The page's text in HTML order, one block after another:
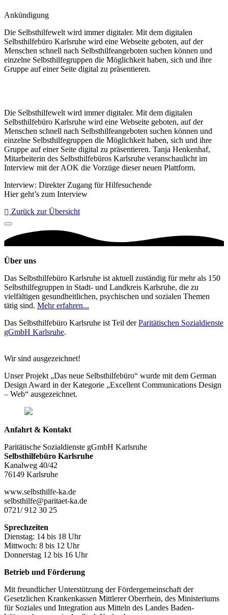
Ankündigung
Die Selbsthilfewelt wird immer digitaler. Mit dem digitalen
Selbsthilfebüro Karlsruhe wird eine Webseite geboten, auf der
Menschen schnell nach Selbsthilfeangeboten suchen können und
einzelne Selbsthilfegruppen die Möglichkeit haben, sich und ihre
Gruppe auf einer Seite digital zu präsentieren.
Die Selbsthilfewelt wird immer digitaler. Mit dem digitalen
Selbsthilfebüro Karlsruhe wird eine Webseite geboten, auf der
Menschen schnell nach Selbsthilfeangeboten suchen können und
einzelne Selbsthilfegruppen die Möglichkeit haben, sich und ihre
Gruppe auf einer Seite digital zu präsentieren. Tanja Henkenhaf,
Mitarbeiterin des Selbsthilfebüros Karlsruhe veranschaulicht im
Interview mit der AOK die Vorzüge dieser neuen Plattform.
Interview: Direkter Zugang für Hilfesuchende
Hier geht’s zum Interview
Zurück zur Übersicht
Über uns
Das Selbsthilfebüro Karlsruhe ist aktuell zuständig für mehr als 150
Selbsthilfegruppen in Stadt- und Landkreis Karlsruhe, die zu
vielfältigen gesundheitlichen, psychischen und sozialen Themen
tätig sind. Mehr erfahren...
Das Selbsthilfebüro Karlsruhe ist Teil derParitätischen Sozialdienste
gGmbH Karlsruhe.
Wir sind ausgezeichnet!
Unser Projekt „Das neue Selbsthilfebüro“ wurde mit dem German
Design Award in der Kategorie „Excellent Communications Design
– Web“ ausgezeichnet.
Anfahrt & Kontakt
Paritätische Sozialdienste gGmbH Karlsruhe
Selbsthilfebüro Karlsruhe
Kanalweg 40/42
76149 Karlsruhe
www.selbsthilfe-ka.de
selbsthilfe@paritaet-ka.de
0721/ 912 30 25
Sprechzeiten
Dienstag: 14 bis 18 Uhr
Mittwoch: 8 bis 12 Uhr
Donnerstag 12 bis 16 Uhr
Betrieb und Förderung
Mit freundlicher Unterstützung der Fördergemeinschaft der
Gesetzlichen Krankenkassen Mittlerer Oberrhein, des Ministeriums
für Soziales und Integration aus Mitteln des Landes Baden-